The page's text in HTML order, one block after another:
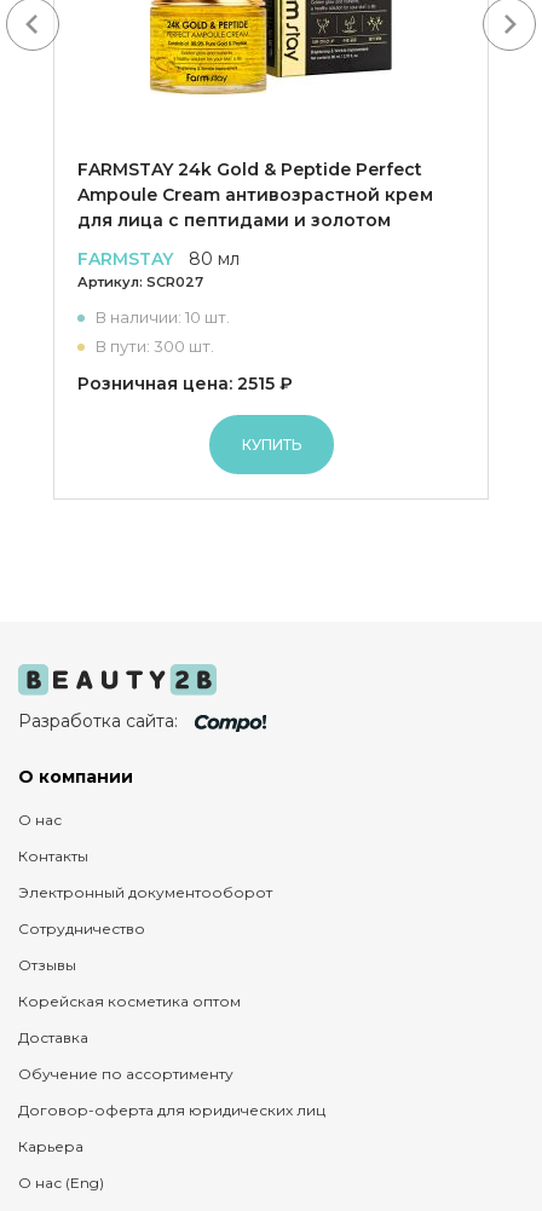
FARMSTAY 24k Gold & Peptide Perfect
Ampoule Cream антивозрастной крем
для лица с пептидами и золотом
FARMSTAY
80 мл
Артикул: SCR027
В наличии: 10 шт.
В пути: 300 шт.
Розничная цена: 2515 ₽
КУПИТЬ
Next
Разработка сайта:
О компании
О нас
Контакты
Электронный документооборот
Сотрудничество
Отзывы
Корейская косметика оптом
Доставка
Обучение по ассортименту
Договор-оферта для юридических лиц
Карьера
О нас (Eng)